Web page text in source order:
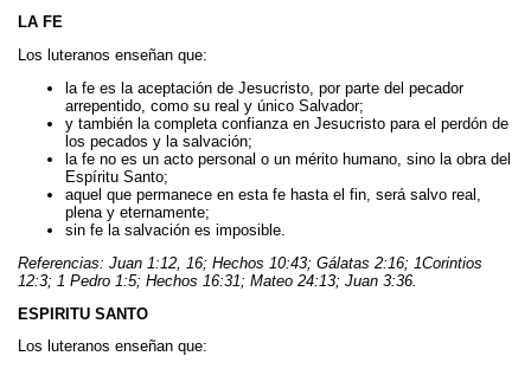
LA FE
Los luteranos enseñan que:
la fe es la aceptación de Jesucristo, por parte del pecador
arrepentido, como su real y único Salvador;
y también la completa confianza en Jesucristo para el perdón de
los pecados y la salvación;
la fe no es un acto personal o un mérito humano, sino la obra del
Espíritu Santo;
aquel que permanece en esta fe hasta el fin, será salvo real,
plena y eternamente;
sin fe la salvación es imposible.
Referencias: Juan 1:12, 16; Hechos 10:43; Gálatas 2:16; 1Corintios
12:3; 1 Pedro 1:5; Hechos 16:31; Mateo 24:13; Juan 3:36.
ESPIRITU SANTO
Los luteranos enseñan que: